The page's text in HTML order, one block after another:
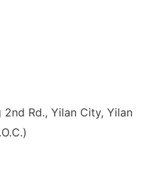
2nd Rd., Yilan City, Yilan